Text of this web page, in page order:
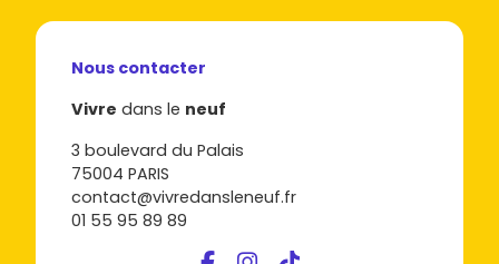
Nous contacter
Vivre dans le neuf
3 boulevard du Palais
75004 PARIS
contact@vivredansleneuf.fr
01 55 95 89 89